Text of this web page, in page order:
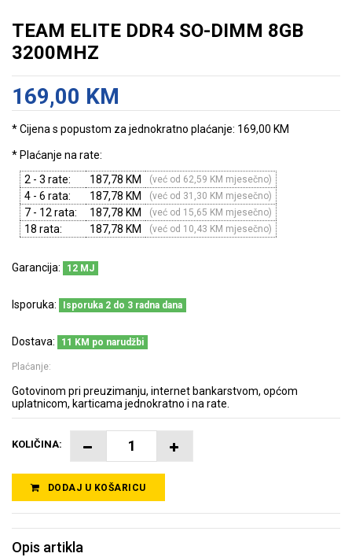
TEAM ELITE DDR4 SO-DIMM 8GB
3200MHZ
169,00 KM
* Cijena s popustom za jednokratno plaćanje: 169,00 KM
* Plaćanje na rate:
2 - 3 rate:
187,78 KM (već od 62,59 KM mjesečno)
4 - 6 rata: 187,78 KM (već od 31,30 KM mjesečno)
7 - 12 rata: 187,78 KM (već od 15,65 KM mjesečno)
18 rata: 187,78 KM (već od 10,43 KM mjesečno)
Garancija: 12 MJ
Isporuka: Isporuka 2 do 3 radna dana
Dostava: 11 KM po narudžbi
Plaćanje:
Gotovinom pri preuzimanju, internet bankarstvom, općom
uplatnicom, karticama jednokratno i na rate.
KOLIČINA:
DODAJ U KOŠARICU
Opis artikla